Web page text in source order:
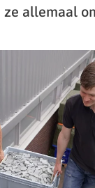
ze allemaal